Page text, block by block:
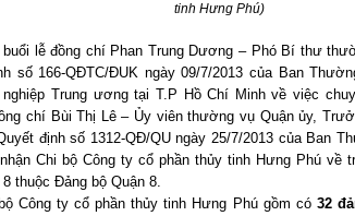
tinh Hưng Phú)
buổi lễ đồng chí Phan Trung Dương – Phó Bí thư
số 166-QĐTC/ĐUK ngày 09/7/2013 của Ban
nghiệp Trung ương tại T.P Hồ Chí Minh về việc
chí Bùi Thị Lê – Ủy viên thường vụ Quận ủy,
định số 1312-QĐ/QU ngày 25/7/2013 của Ban
Chi bộ Công ty cổ phần thủy tinh Hưng Phú về
8 thuộc Đảng bộ Quận 8.
Công ty cổ phần thủy tinh Hưng Phú gồm có 32